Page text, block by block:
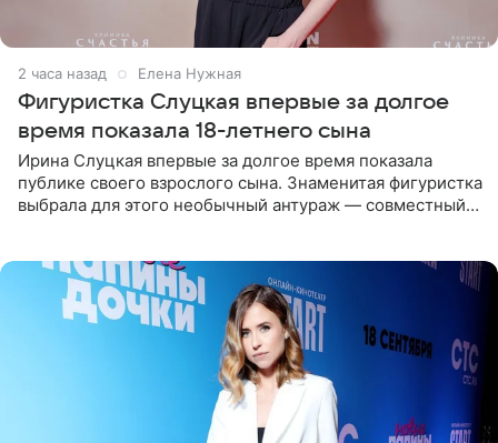
2 часа назад Елена Нужная
Фигуристка Слуцкая впервые за долгое
время показала 18-летнего сына
Ирина Слуцкая впервые за долгое время показала
публике своего взрослого сына. Знаменитая фигуристка
выбрала для этого необычный антураж — совместный